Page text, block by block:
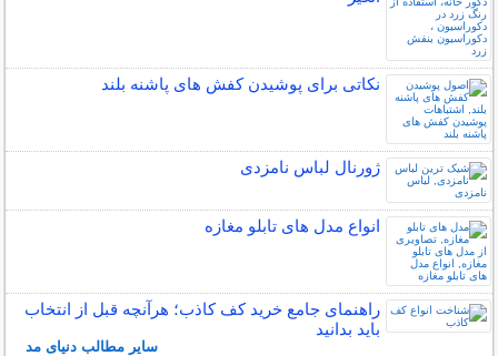
نکاتی برای پوشیدن کفش های پاشنه بلند
ژورنال لباس نامزدی
انواع مدل های تابلو مغازه
راهنمای جامع خرید کف کاذب؛ هرآنچه قبل از انتخاب
باید بدانید
سایر مطالب دنیای مد